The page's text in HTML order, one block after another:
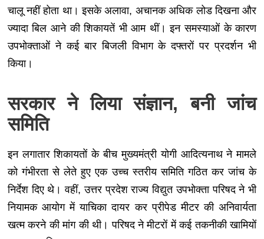
चालू नहीं होता था। इसके अलावा, अचानक अधिक लोड दिखना और
ज्यादा बिल आने की शिकायतें भी आम थीं। इन समस्याओं के कारण
उपभोक्ताओं ने कई बार बिजली विभाग के दफ्तरों पर प्रदर्शन भी
किया।
सरकार ने लिया संज्ञान, बनी जांच
समिति
इन लगातार शिकायतों के बीच मुख्यमंत्री योगी आदित्यनाथ ने मामले
को गंभीरता से लेते हुए एक उच्च स्तरीय समिति गठित कर जांच के
निर्देश दिए थे। वहीं, उत्तर प्रदेश राज्य विद्युत उपभोक्ता परिषद ने भी
नियामक आयोग में याचिका दायर कर प्रीपेड मीटर की अनिवार्यता
खत्म करने की मांग की थी। परिषद ने मीटरों में कई तकनीकी खामियों